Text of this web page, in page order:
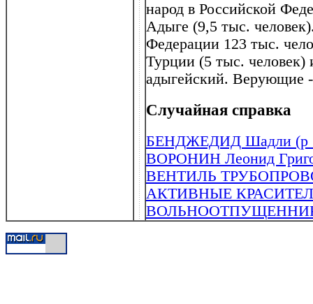
народ в Российской
Адыге (9,5 тыс.
Федерации 123 тыс.
Турции (5 тыс. человек)
адыгейский. Верующие
Случайная справка
БЕНДЖЕДИД Шадли (р .
ВОРОНИН Леонид
ВЕНТИЛЬ
АКТИВНЫЕ